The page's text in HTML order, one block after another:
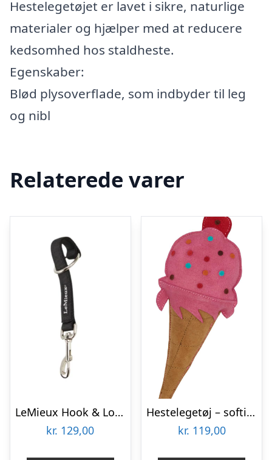
Hestelegetøjet er lavet i sikre, naturlige
materialer og hjælper med at reducere
kedsomhed hos staldheste.
Egenskaber:
Blød plysoverflade, som indbyder til leg
og nibl
Relaterede varer
LeMieux Hook & Loop strop – Sort
kr. 129,00
Hestelegetøj – softice
kr. 119,00